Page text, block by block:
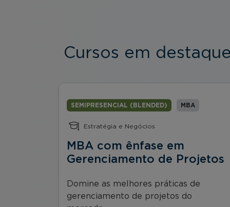
Cursos em
SEMIPRESENCIAL (BLENDED) MBA
Estratégia e Negócios
MBA com ênfase em
Gerenciamento de Projetos
Domine as melhores práticas de
gerenciamento de projetos do